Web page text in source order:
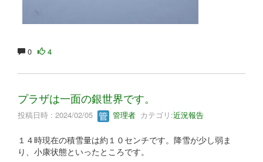
0 4
プラザは一面の銀世界です。
投稿日時 : 2024/02/05 管理者 カテゴリ:近況報告
１４時現在の積雪量は約１０センチです。降雪が少し弱ま
り、小康状態といったところです。